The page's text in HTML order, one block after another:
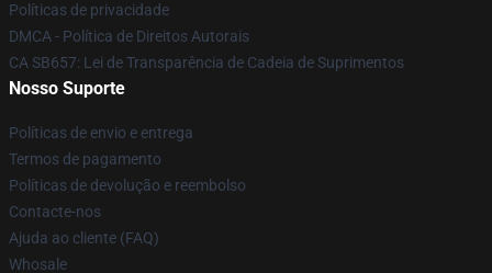
Políticas de privacidade
DMCA - Política de Direitos Autorais
CA SB657: Lei de Transparência de Cadeia de Suprimentos
Nosso Suporte
Políticas de envio e entrega
Termos de pagamento
Políticas de devolução e reembolso
Contacte-nos
Ajuda ao cliente (FAQ)
Whosale